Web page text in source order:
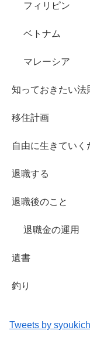
フィリピン
ベトナム
マレーシア
知っておきたい法
移住計画
自由に生きていく
退職する
退職後のこと
退職金の運用
遺書
釣り
Tweets by